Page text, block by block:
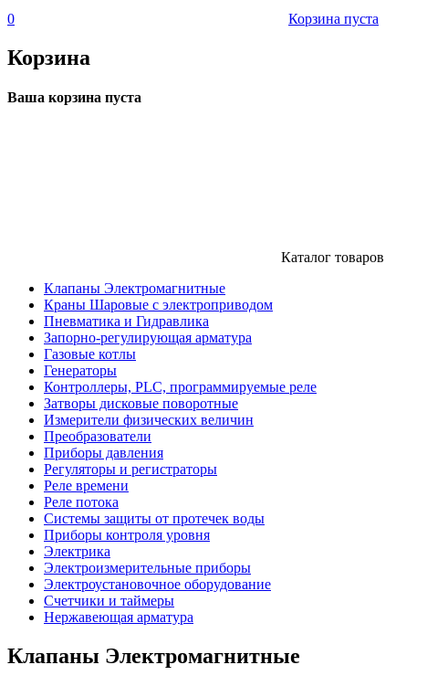
0 Корзина пуста
Корзина
Ваша корзина пуста
Каталог товаров
Клапаны Электромагнитные
Краны Шаровые с электроприводом
Пневматика и Гидравлика
Запорно-регулирующая арматура
Газовые котлы
Генераторы
Контроллеры, PLС, программируемые реле
Затворы дисковые поворотные
Измерители физических величин
Преобразователи
Приборы давления
Регуляторы и регистраторы
Реле времени
Реле потока
Системы защиты от протечек воды
Приборы контроля уровня
Электрика
Электроизмерительные приборы
Электроустановочное оборудование
Счетчики и таймеры
Нержавеющая арматура
Клапаны Электромагнитные